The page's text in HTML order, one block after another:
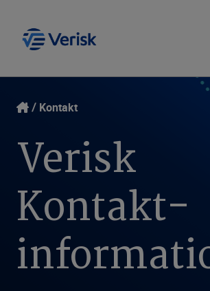
Unsere Lösungen
Ressourcen
Unternehmen
Kontakt
Deutschland (DE)
Kontakt
Verisk
Kontakt­